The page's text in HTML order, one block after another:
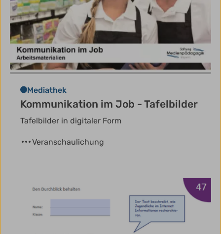
Mediathek
Kommunikation im Job - Tafelbilder
Tafelbilder in digitaler Form
Veranschaulichung